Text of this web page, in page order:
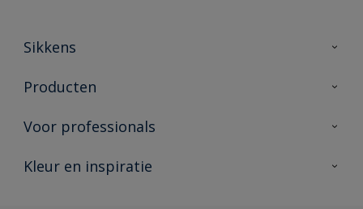
Sikkens
Over Sikkens
Duurzaamheid
Producten
Producten voor binnen
Vind je verkooppunt
Voor professionals
Advies & service
Kleur en inspiratie